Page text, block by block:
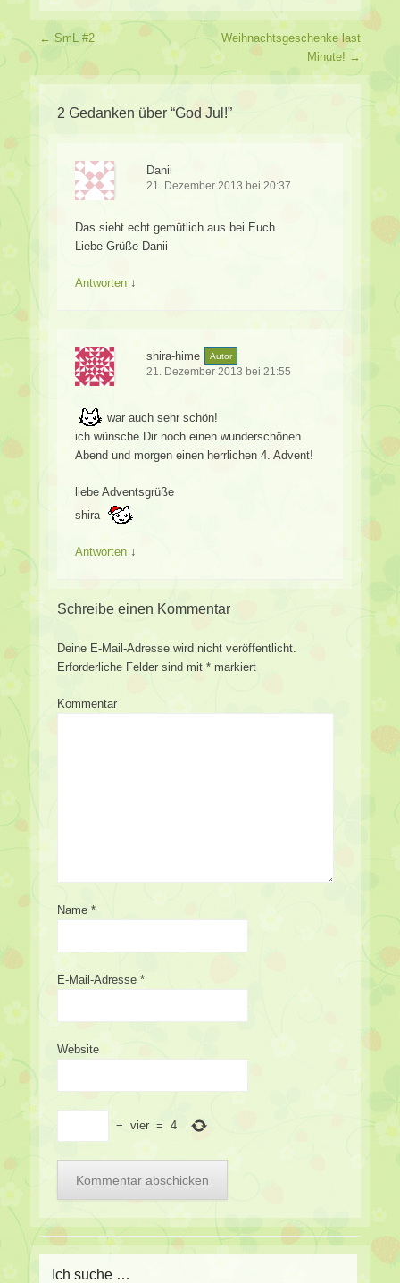
Beitragsverzeichnis
← SmL #2
Weihnachtsgeschenke last
Minute! →
2 Gedanken über “God Jul!”
Danii
21. Dezember 2013 bei 20:37
Das sieht echt gemütlich aus bei Euch.
Liebe Grüße Danii
Antworten ↓
shira-hime Autor
21. Dezember 2013 bei 21:55
war auch sehr schön!
ich wünsche Dir noch einen wunderschönen
Abend und morgen einen herrlichen 4. Advent!
liebe Adventsgrüße
shira
Antworten ↓
Schreibe einen Kommentar
Deine E-Mail-Adresse wird nicht veröffentlicht.
Erforderliche Felder sind mit * markiert
Kommentar
Name *
E-Mail-Adresse *
Website
− vier = 4
Ich suche …